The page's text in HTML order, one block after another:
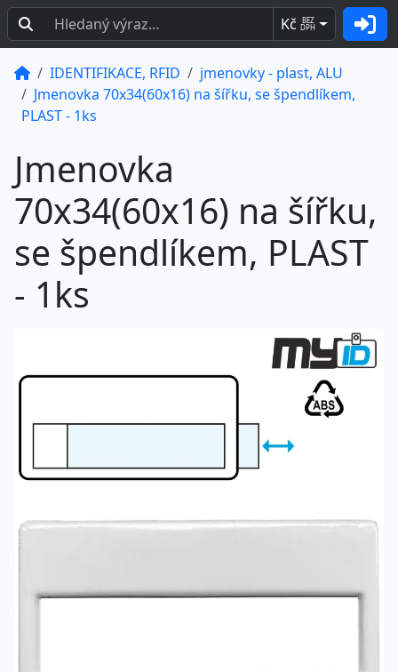
Kč BEZ
DPH
IDENTIFIKACE, RFID
jmenovky - plast, ALU
Jmenovka 70x34(60x16) na šířku, se špendlíkem,
PLAST - 1ks
Jmenovka
70x34(60x16) na šířku,
se špendlíkem, PLAST
- 1ks